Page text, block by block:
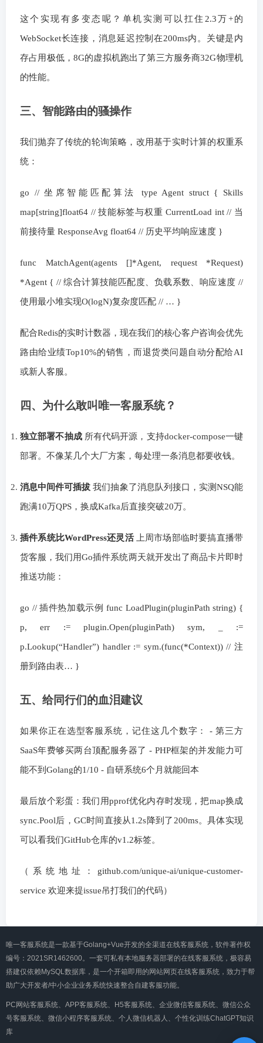
这个实现有多变态呢？单机实测可以扛住2.3万+的
WebSocket长连接，消息延迟控制在200ms内。关键是内
存占用极低，8G的虚拟机跑出了第三方服务商32G物理机
的性能。
三、智能路由的骚操作
我们抛弃了传统的轮询策略，改用基于实时计算的权重系
统：
go // 坐席智能匹配算法 type Agent struct { Skills
map[string]float64 // 技能标签与权重 CurrentLoad int // 当
前接待量 ResponseAvg float64 // 历史平均响应速度 }
func MatchAgent(agents []*Agent, request *Request)
*Agent { // 综合计算技能匹配度、负载系数、响应速度 //
使用最小堆实现O(logN)复杂度匹配 // … }
配合Redis的实时计数器，现在我们的核心客户咨询会优先
路由给业绩Top10%的销售，而退货类问题自动分配给AI
或新人客服。
四、为什么敢叫唯一客服系统？
独立部署不抽成所有代码开源，支持docker-compose一键
部署。不像某几个大厂方案，每处理一条消息都要收钱。
消息中间件可插拔 我们抽象了消息队列接口，实测NSQ能
跑满10万QPS，换成Kafka后直接突破20万。
插件系统比WordPress还灵活上周市场部临时要搞直播带
货客服，我们用Go插件系统两天就开发出了商品卡片即时
推送功能：
go // 插件热加载示例 func LoadPlugin(pluginPath string) {
p, err := plugin.Open(pluginPath) sym, _ :=
p.Lookup(“Handler”) handler := sym.(func(*Context)) // 注
册到路由表… }
五、给同行们的血泪建议
如果你正在选型客服系统，记住这几个数字： - 第三方
SaaS年费够买两台顶配服务器了 - PHP框架的并发能力可
能不到Golang的1/10 - 自研系统6个月就能回本
最后放个彩蛋：我们用pprof优化内存时发现，把map换成
sync.Pool后，GC时间直接从1.2s降到了200ms。具体实现
可以看我们GitHub仓库的v1.2标签。
（系统地址：github.com/unique-ai/unique-customer-
service 欢迎来提issue吊打我们的代码）
唯一客服系统是一款基于Golang+Vue开发的全渠道在线客服系统，软件著作权
编号：2021SR1462600。一套可私有本地服务器部署的在线客服系统，极容易
搭建仅依赖MySQL数据库，是一个开箱即用的网站网页在线客服系统，致力于帮
助广大开发者/中小企业业务系统快速整合自建客服功能。
PC网站客服系统、APP客服系统、H5客服系统、企业微信客服系统、微信公众
号客服系统、微信小程序客服系统、个人微信机器人、个性化训练ChatGPT知识
库